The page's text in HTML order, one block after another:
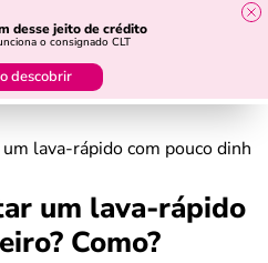
desse jeito de crédito
o consignado CLT
descobrir
lava-rápido com pouco
um lava-rápido
Como?